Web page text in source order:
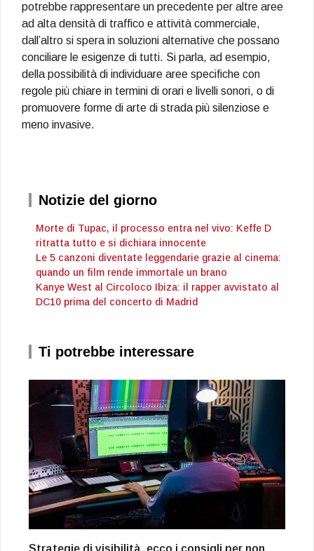
potrebbe rappresentare un precedente per altre aree
ad alta densità di traffico e attività commerciale,
dall’altro si spera in soluzioni alternative che possano
conciliare le esigenze di tutti. Si parla, ad esempio,
della possibilità di individuare aree specifiche con
regole più chiare in termini di orari e livelli sonori, o di
promuovere forme di arte di strada più silenziose e
meno invasive.
Notizie del giorno
Morte di Tupac, il processo entra nel vivo: Keffe D
ritratta tutto e si dichiara innocente
Le 5 canzoni diventate leggendarie grazie al cinema:
quando un film rende immortale un brano
Kanye West al Circoloco Ibiza: il rapper avvistato al
DC10 prima del concerto di Madrid
Ti potrebbe interessare
Strategie di visibilità, ecco i consigli per non